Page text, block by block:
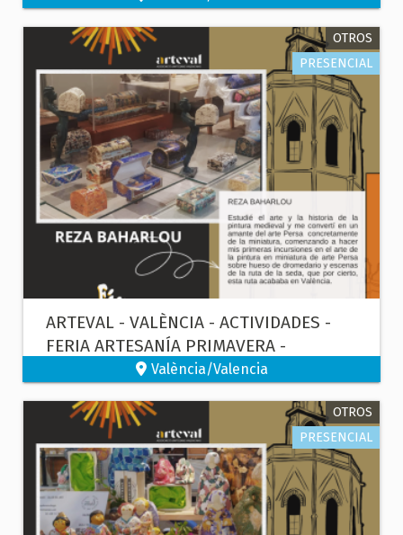
OTROS
ARTEVAL - VALÈNCIA - ACTIVIDADES -
FERIA ARTESANÍA PRIMAVERA -
PINTURA EN MINIATURA
València/Valencia
PRESENCIAL
OTROS
PRESENCIAL